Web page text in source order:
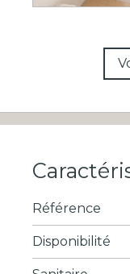
Référence
Disponibilité